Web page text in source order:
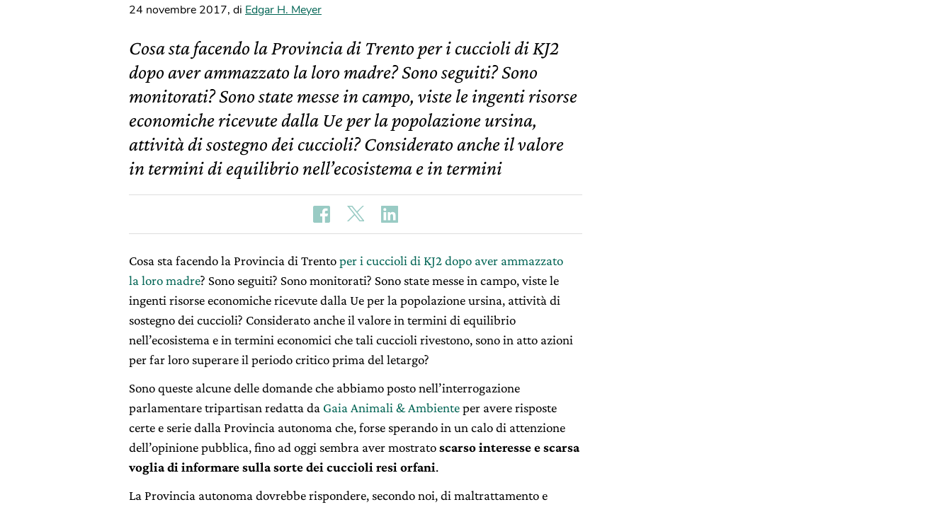
24 novembre 2017, di Edgar H. Meyer
Cosa sta facendo la Provincia di Trento per i cuccioli di KJ2
dopo aver ammazzato la loro madre? Sono seguiti? Sono
monitorati? Sono state messe in campo, viste le ingenti risorse
economiche ricevute dalla Ue per la popolazione ursina,
attività di sostegno dei cuccioli? Considerato anche il valore
in termini di equilibrio nell’ecosistema e in termini
Cosa sta facendo la Provincia di Trentoper i cuccioli di KJ2 dopo aver ammazzato
la loro madre? Sono seguiti? Sono monitorati? Sono state messe in campo, viste le
ingenti risorse economiche ricevute dalla Ue per la popolazione ursina, attività di
sostegno dei cuccioli? Considerato anche il valore in termini di equilibrio
nell’ecosistema e in termini economici che tali cuccioli rivestono, sono in atto azioni
per far loro superare il periodo critico prima del letargo?
Sono queste alcune delle domande che abbiamo posto nell’interrogazione
parlamentare tripartisan redatta da Gaia Animali & Ambienteper avere risposte
certe e serie dalla Provincia autonoma che, forse sperando in un calo di attenzione
dell’opinione pubblica, fino ad oggi sembra aver mostratoscarso interesse e scarsa
voglia di informare sulla sorte dei cuccioli resi orfani.
La Provincia autonoma dovrebbe rispondere, secondo noi, di maltrattamento e